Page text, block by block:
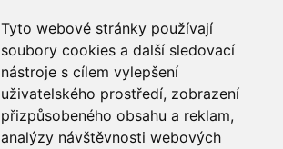
Tyto webové stránky používají
soubory cookies a další sledovací
nástroje s cílem vylepšení
uživatelského prostředí, zobrazení
přizpůsobeného obsahu a reklam,
analýzy návštěvnosti webových